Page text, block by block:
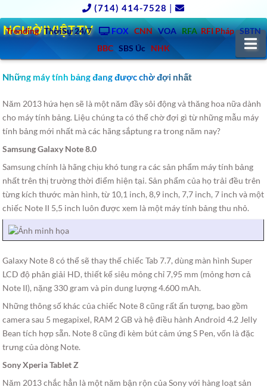
(714) 414-7528 |
Trending ThờiSự 24/7 FOX CNN VOA RFA RFI Pháp SBTN
BBC SBS Úc NHK
NGƯỜIVIỆT.TV
Những máy tính bảng đang được chờ đợi nhất
Năm 2013 hứa hẹn sẽ là một năm đầy sôi động và thăng hoa nữa dành
cho máy tính bảng. Liệu chúng ta có thể chờ đợi gì từ những mẫu máy
tính bảng mới nhất mà các hãng sắptung ra trong năm nay?
Samsung Galaxy Note 8.0
Samsung chính là hãng chịu khó tung ra các sản phẩm máy tính bảng
nhất trên thị trường thời điểm hiện tại. Sản phẩm của họ trải đều trên
từng kích thước màn hình, từ 10,1 inch, 8,9 inch, 7,7 inch, 7 inch và một
chiếc Note II 5,5 inch luôn được xem là một máy tính bảng thu nhỏ.
Galaxy Note 8 có thể sẽ thay thế chiếc Tab 7.7, dùng màn hình Super
LCD độ phân giải HD, thiết kế siêu mỏng chỉ 7,95 mm (mỏng hơn cả
Note II), nặng 330 gram và pin dung lượng 4.600 mAh.
Những thông số khác của chiếc Note 8 cũng rất ấn tượng, bao gồm
camera sau 5 megapixel, RAM 2 GB và hệ điều hành Android 4.2 Jelly
Bean tích hợp sẵn. Note 8 cũng đi kèm bút cảm ứng S Pen, vốn là đặc
trưng của dòng Note.
Sony Xperia Tablet Z
Năm 2013 chắc hẳn là một năm bận rộn của Sony với hàng loạt sản